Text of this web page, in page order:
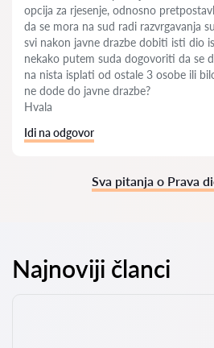
opcija za rjesenje, odnosno
da se mora na sud radi razvrgavanja
svi nakon javne drazbe dobiti isti dio
nekako putem suda dogovoriti da se
na nista isplati od ostale 3 osobe ili
ne dode do javne drazbe?
Hvala
Idi na odgovor
Sva pitanja o Prava
Najnoviji članci